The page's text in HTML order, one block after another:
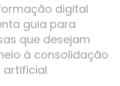
digital
guia para
que desejam
à consolidação
artificial